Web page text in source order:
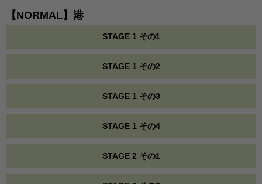
【NORMAL】港
STAGE 1 その1
STAGE 1 その2
STAGE 1 その3
STAGE 1 その4
STAGE 2 その1